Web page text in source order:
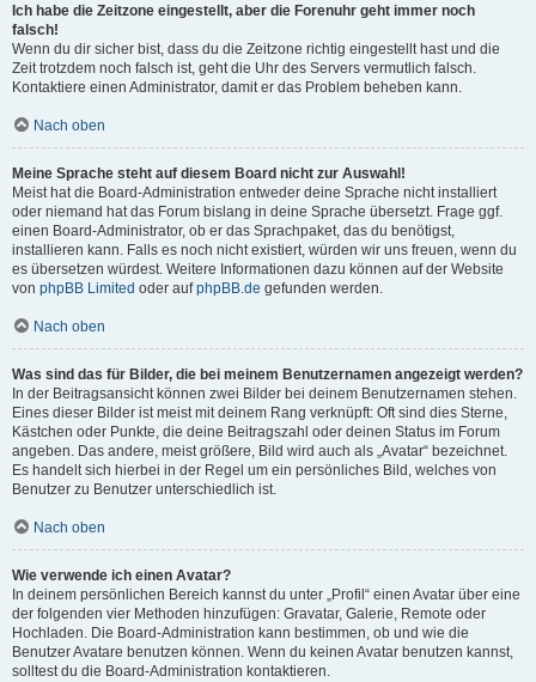
Ich habe die Zeitzone eingestellt, aber die Forenuhr geht immer noch
falsch!
Wenn du dir sicher bist, dass du die Zeitzone richtig eingestellt hast und die
Zeit trotzdem noch falsch ist, geht die Uhr des Servers vermutlich falsch.
Kontaktiere einen Administrator, damit er das Problem beheben kann.
Nach oben
Meine Sprache steht auf diesem Board nicht zur Auswahl!
Meist hat die Board-Administration entweder deine Sprache nicht installiert
oder niemand hat das Forum bislang in deine Sprache übersetzt. Frage ggf.
einen Board-Administrator, ob er das Sprachpaket, das du benötigst,
installieren kann. Falls es noch nicht existiert, würden wir uns freuen, wenn du
es übersetzen würdest. Weitere Informationen dazu können auf der Website
von phpBB Limited oder aufphpBB.de gefunden werden.
Nach oben
Was sind das für Bilder, die bei meinem Benutzernamen angezeigt werden?
In der Beitragsansicht können zwei Bilder bei deinem Benutzernamen stehen.
Eines dieser Bilder ist meist mit deinem Rang verknüpft: Oft sind dies Sterne,
Kästchen oder Punkte, die deine Beitragszahl oder deinen Status im Forum
angeben. Das andere, meist größere, Bild wird auch als „Avatar“ bezeichnet.
Es handelt sich hierbei in der Regel um ein persönliches Bild, welches von
Benutzer zu Benutzer unterschiedlich ist.
Nach oben
Wie verwende ich einen Avatar?
In deinem persönlichen Bereich kannst du unter „Profil“ einen Avatar über eine
der folgenden vier Methoden hinzufügen: Gravatar, Galerie, Remote oder
Hochladen. Die Board-Administration kann bestimmen, ob und wie die
Benutzer Avatare benutzen können. Wenn du keinen Avatar benutzen kannst,
solltest du die Board-Administration kontaktieren.